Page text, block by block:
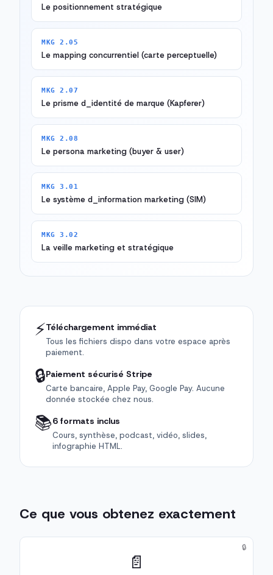
Le positionnement stratégique
MKG 2.05
Le mapping concurrentiel (carte perceptuelle)
MKG 2.07
Le prisme d_identité de marque (Kapferer)
MKG 2.08
Le persona marketing (buyer & user)
MKG 3.01
Le système d_information marketing (SIM)
MKG 3.02
La veille marketing et stratégique
⚡Téléchargement immédiat
Tous les fichiers dispo dans votre espace après
paiement.
🔒Paiement sécurisé Stripe
Carte bancaire, Apple Pay, Google Pay. Aucune
donnée stockée chez nous.
📚6 formats inclus
Cours, synthèse, podcast, vidéo, slides,
infographie HTML.
Ce que vous obtenez exactement
📄
🔒